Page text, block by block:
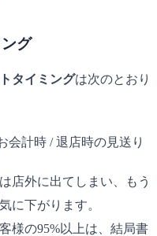
グ
タイミングは次のとおり
会計時 / 退店時の見送り
店外に出てしまい、もう
に下がります。
様の95%以上は、結局書